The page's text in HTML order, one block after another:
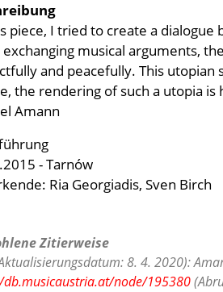
piece, I tried to create a
musical arguments,
and peacefully. This
the rendering of such a utopia
Amann
- Tarnów
Ria Georgiadis, Sven Birch
Zitierweise
8. 4. 2020):
node/195380